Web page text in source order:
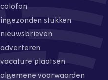
colofon
ingezonden stukken
nieuwsbrieven
adverteren
vacature plaatsen
algemene voorwaarden